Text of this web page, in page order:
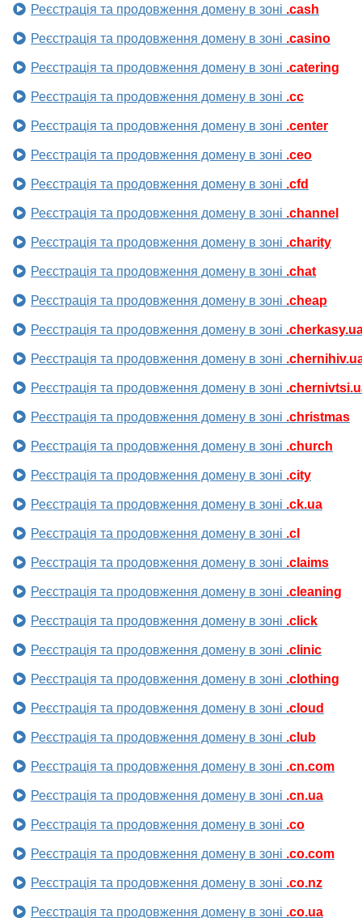
Реєстрація та продовження домену в зоні .cash
Реєстрація та продовження домену в зоні .casino
Реєстрація та продовження домену в зоні .catering
Реєстрація та продовження домену в зоні .cc
Реєстрація та продовження домену в зоні .center
Реєстрація та продовження домену в зоні .ceo
Реєстрація та продовження домену в зоні .cfd
Реєстрація та продовження домену в зоні .channel
Реєстрація та продовження домену в зоні .charity
Реєстрація та продовження домену в зоні .chat
Реєстрація та продовження домену в зоні .cheap
Реєстрація та продовження домену в зоні
Реєстрація та продовження домену в зоні
Реєстрація та продовження домену в зоні
Реєстрація та продовження домену в зоні .christmas
Реєстрація та продовження домену в зоні .church
Реєстрація та продовження домену в зоні .city
Реєстрація та продовження домену в зоні .ck.ua
Реєстрація та продовження домену в зоні .cl
Реєстрація та продовження домену в зоні .claims
Реєстрація та продовження домену в зоні .cleaning
Реєстрація та продовження домену в зоні .click
Реєстрація та продовження домену в зоні .clinic
Реєстрація та продовження домену в зоні .clothing
Реєстрація та продовження домену в зоні .cloud
Реєстрація та продовження домену в зоні .club
Реєстрація та продовження домену в зоні .cn.com
Реєстрація та продовження домену в зоні .cn.ua
Реєстрація та продовження домену в зоні .co
Реєстрація та продовження домену в зоні .co.com
Реєстрація та продовження домену в зоні .co.nz
Реєстрація та продовження домену в зоні .co.ua